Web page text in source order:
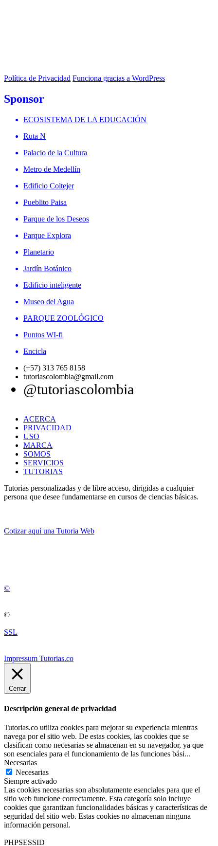
Política de Privacidad Funciona gracias a WordPress
Sponsor
ECOSISTEMA DE LA EDUCACIÓN
Ruta N
Palacio de la Cultura
Metro de Medellín
Edificio Coltejer
Pueblito Paisa
Parque de los Deseos
Parque Explora
Planetario
Jardín Botánico
Edificio inteligente
Museo del Agua
PARQUE ZOOLÓGICO
Puntos WI-fi
Encicla
(+57) 313 765 8158
tutoriascolombia@gmail.com
@tutoriascolombia
ACERCA
PRIVACIDAD
USO
MARCA
SOMOS
SERVICIOS
TUTORIAS
Tutorias personalizadas y de libre acceso, dirigidas a cualquier
persona que desee fundamentarse en cursos de ciencias básicas.
Cotizar aquí una Tutoria Web
©
©
SSL
Impressum Tutorias.co
Cerrar
Descripción general de privacidad
Tutorias.co utiliza cookies para mejorar su experiencia mientras
navega por el sitio web. De estas cookies, las cookies que se
clasifican como necesarias se almacenan en su navegador, ya que
son esenciales para el funcionamiento de las funciones bási...
Necesarias
Necesarias
Siempre activado
Las cookies necesarias son absolutamente esenciales para que el
sitio web funcione correctamente. Esta categoría solo incluye
cookies que garantizan funcionalidades básicas y características de
seguridad del sitio web. Estas cookies no almacenan ninguna
información personal.
PHPSESSID